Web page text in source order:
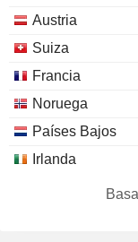
Austria
Suiza
Francia
Noruega
Países Bajos
Irlanda